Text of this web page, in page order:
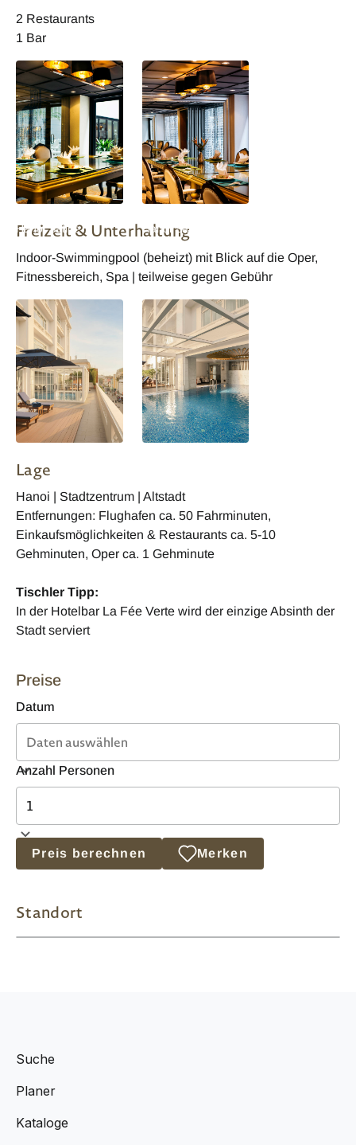
2 Restaurants
1 Bar
Hanoi Satine
Hanoi Satine
Restaurant
Freizeit & Unterhaltung
Indoor-Swimmingpool (beheizt) mit Blick auf die Oper,
Fitnessbereich, Spa | teilweise gegen Gebühr
Lage
Hanoi | Stadtzentrum | Altstadt
Entfernungen: Flughafen ca. 50 Fahrminuten,
Einkaufsmöglichkeiten & Restaurants ca. 5-10
Gehminuten, Oper ca. 1 Gehminute
Tischler Tipp:
In der Hotelbar La Fée Verte wird der einzige Absinth der
Stadt serviert
Preise
Datum
Anzahl Personen
Preis berechnen Merken
Standort
Suche
Planer
Kataloge